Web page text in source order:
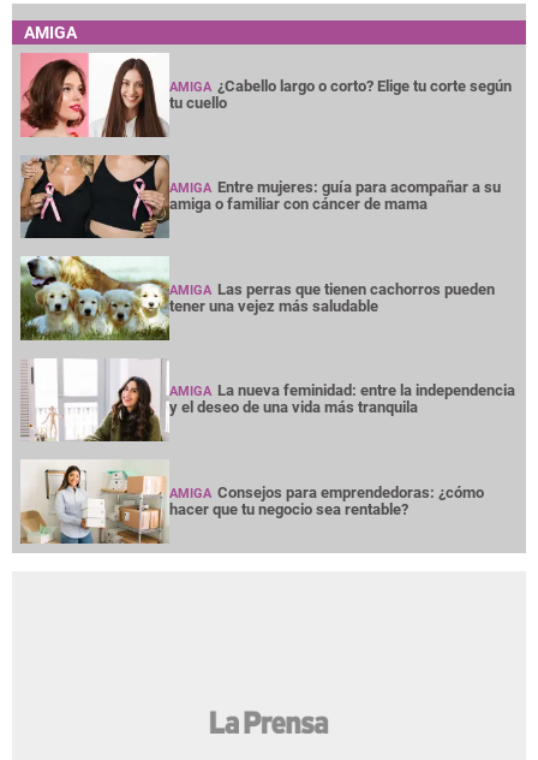
AMIGA
AMIGA ¿Cabello largo o corto? Elige tu corte según
tu cuello
AMIGA Entre mujeres: guía para acompañar a su
amiga o familiar con cáncer de mama
AMIGA Las perras que tienen cachorros pueden
tener una vejez más saludable
AMIGA La nueva feminidad: entre la independencia
y el deseo de una vida más tranquila
AMIGA Consejos para emprendedoras: ¿cómo
hacer que tu negocio sea rentable?